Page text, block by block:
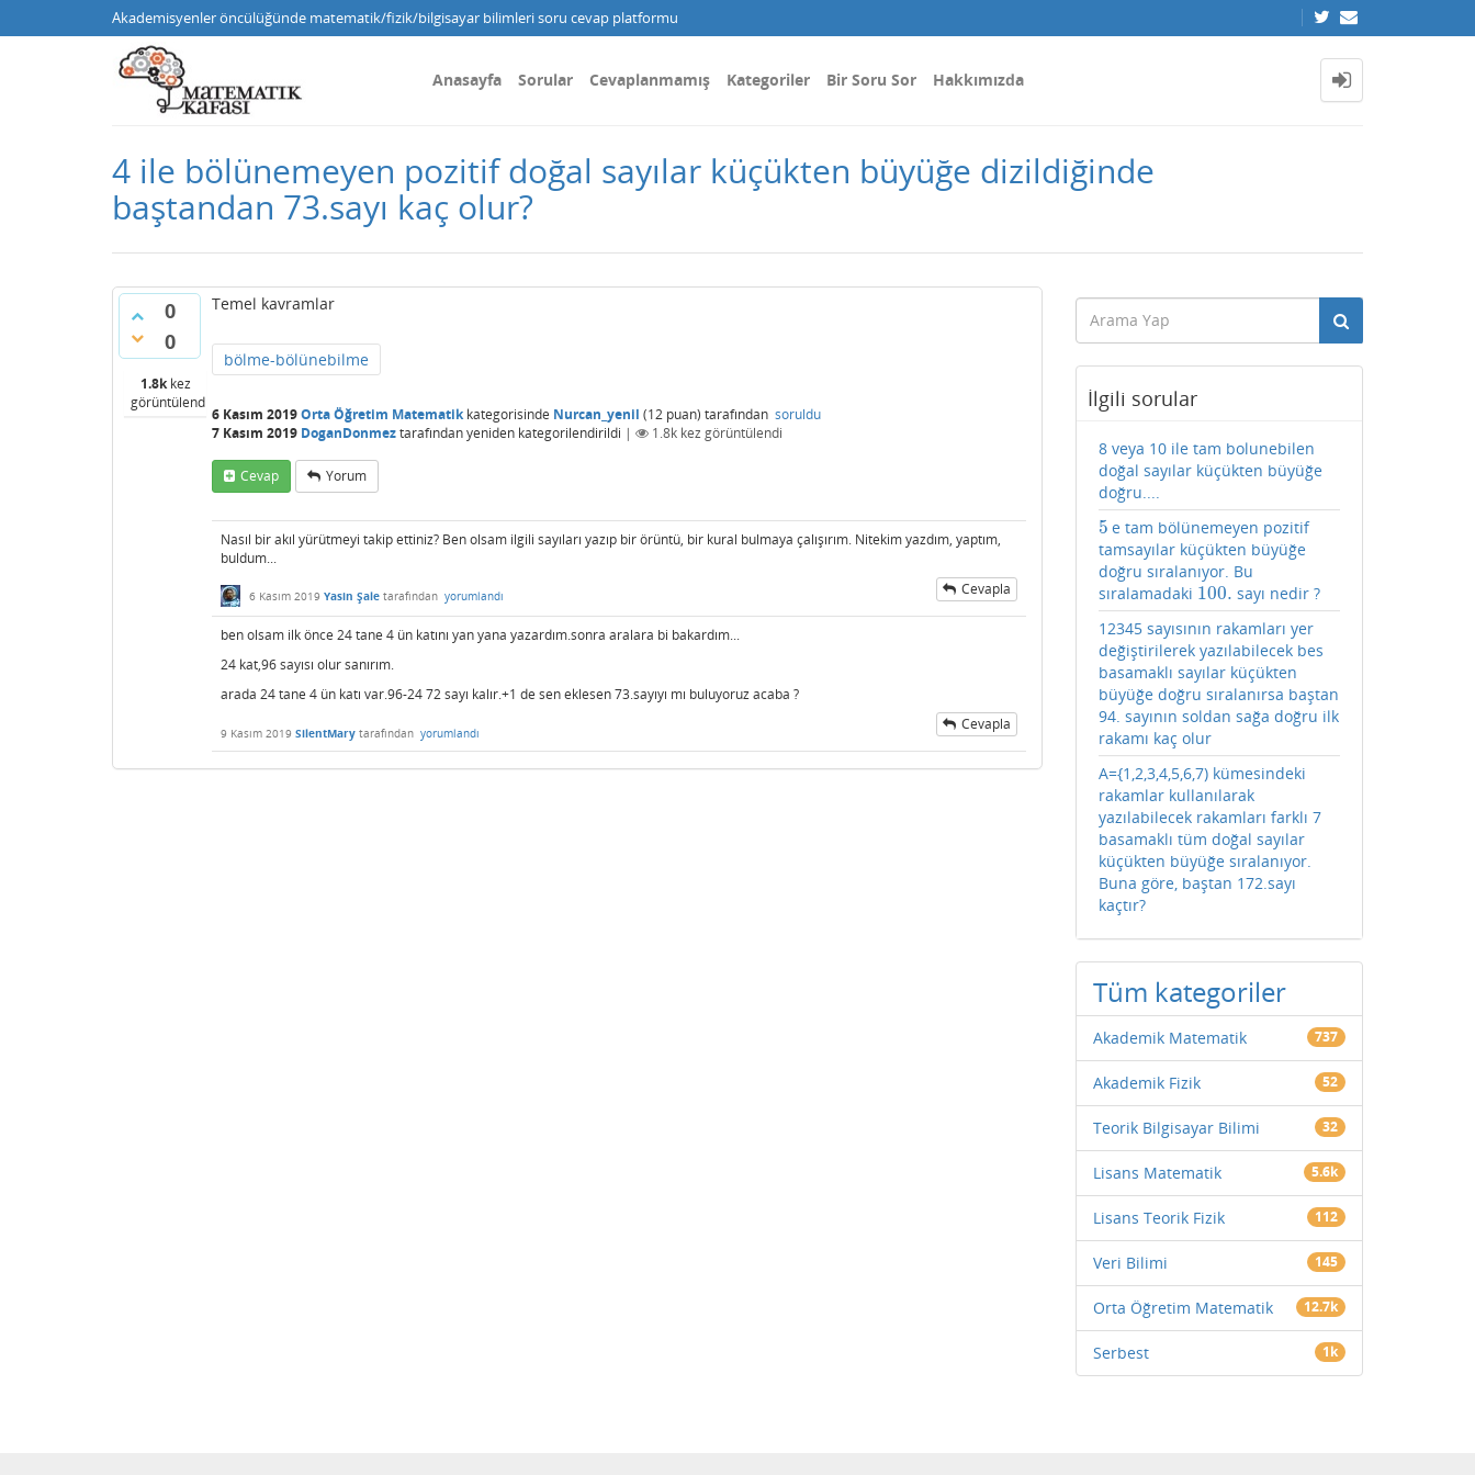
Akademisyenler öncülüğünde matematik/fizik/bilgisayar bilimleri soru cevap platformu
Anasayfa Sorular Cevaplanmamış Kategoriler Bir Soru Sor Hakkımızda
4 ile bölünemeyen pozitif doğal sayılar küçükten büyüğe dizildiğinde
baştandan 73.sayı kaç olur?
0
0
1.8kkez
görüntülendi
Temel kavramlar
bölme-bölünebilme
6 Kasım 2019Orta Öğretim Matematikkategorisinde Nurcan_yenil (12 puan) tarafından soruldu
7 Kasım 2019 DoganDonmeztarafındanyeniden kategorilendirildi | 1.8k kez görüntülendi
Cevap Yorum
Nasıl bir akıl yürütmeyi takip ettiniz? Ben olsam ilgili sayıları yazıp bir örüntü, bir kural bulmaya çalışırım. Nitekim yazdım, yaptım,
buldum...
6 Kasım 2019 Yasin Şale tarafından yorumlandı Cevapla
ben olsam ilk önce 24 tane 4 ün katını yan yana yazardım.sonra aralara bi bakardım...
24 kat,96 sayısı olur sanırım.
arada 24 tane 4 ün katı var.96-24 72 sayı kalır.+1 de sen eklesen 73.sayıyı mı buluyoruz acaba ?
9 Kasım 2019 SilentMary tarafından yorumlandı Cevapla
İlgili sorular
8 veya 10 ile tam bolunebilen
doğal sayılar küçükten büyüğe
doğru....
5
5 e tam bölünemeyen pozitif
tamsayılar küçükten büyüğe
doğru sıralanıyor. Bu
sıralamadaki 100.
100. sayı nedir ?
12345 sayısının rakamları yer
değiştirilerek yazılabilecek bes
basamaklı sayılar küçükten
büyüğe doğru sıralanırsa baştan
94. sayının soldan sağa doğru ilk
rakamı kaç olur
A={1,2,3,4,5,6,7) kümesindeki
rakamlar kullanılarak
yazılabilecek rakamları farklı 7
basamaklı tüm doğal sayılar
küçükten büyüğe sıralanıyor.
Buna göre, baştan 172.sayı
kaçtır?
Tüm kategoriler
Akademik Matematik 737
Akademik Fizik 52
Teorik Bilgisayar Bilimi 32
Lisans Matematik 5.6k
Lisans Teorik Fizik 112
Veri Bilimi 145
Orta Öğretim Matematik 12.7k
Serbest 1k